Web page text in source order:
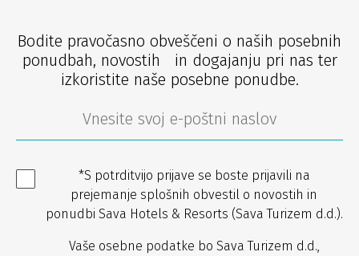
Bodite pravočasno obveščeni o naših posebnih
ponudbah, novostih in dogajanju pri nas ter
izkoristite naše posebne ponudbe.
*S potrditvijo prijave se boste prijavili na
prejemanje splošnih obvestil o novostih in
ponudbi Sava Hotels & Resorts (Sava Turizem d.d.).
Vaše osebne podatke bo Sava Turizem d.d.,